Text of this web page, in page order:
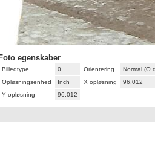
Foto egenskaber
Billedtype 0 Orientering
Normal (O
Opløsningsenhed
Inch X opløsning
96,012
Y opløsning
96,012